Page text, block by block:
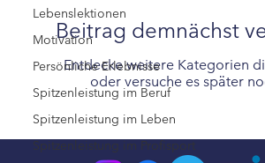
Lebenslektionen
Motivation
Persönliche Erlebnisse
Spitzenleistung im Beruf
Spitzenleistung im Leben
Spitzenleistung im Profisport
Beitrag demnächst
Entdecke weitere Kategorien
oder versuche es später